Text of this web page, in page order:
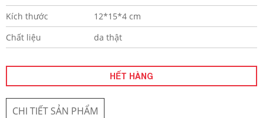
Kích thước
12*15*4 cm
Chất liệu
da thật
HẾT HÀNG
CHI TIẾT SẢN PHẨM